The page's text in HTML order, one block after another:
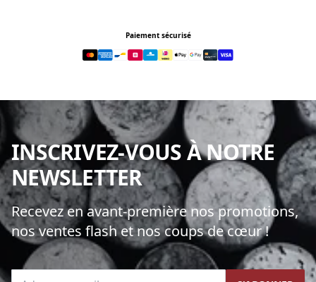
Paiement sécurisé
INSCRIVEZ-VOUS À NOTRE
NEWSLETTER
Recevez en avant-première nos promotions,
nos ventes flash et nos coups de cœur !
Adresse e-mail